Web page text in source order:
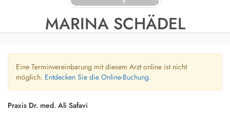
MARINA SCHÄDEL
Eine Terminvereinbarung mit diesem Arzt online ist nicht
möglich. Entdecken Sie die Online-Buchung.
Praxis Dr. med. Ali Safavi